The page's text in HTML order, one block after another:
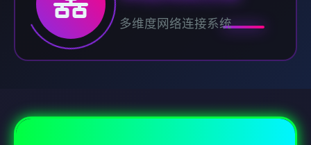
多维度网络连接系统